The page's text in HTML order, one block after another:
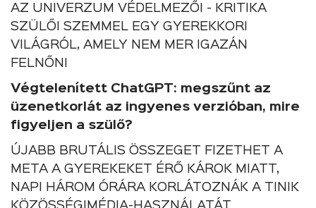
AZ UNIVERZUM VÉDELMEZŐI - KRITIKA
SZÜLŐI SZEMMEL EGY GYEREKKORI
VILÁGRÓL, AMELY NEM MER IGAZÁN
FELNŐNI
Végtelenített ChatGPT: megszűnt az
üzenetkorlát az ingyenes verzióban, mire
figyeljen a szülő?
ÚJABB BRUTÁLIS ÖSSZEGET FIZETHET A
META A GYEREKEKET ÉRŐ KÁROK MIATT,
NAPI HÁROM ÓRÁRA KORLÁTOZNÁK A TINIK